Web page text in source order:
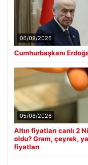
06/08/2026
Cumhurbaşkanı
05/08/2026
Altın fiyatları canlı 2
oldu? Gram, çeyrek,
fiyatları